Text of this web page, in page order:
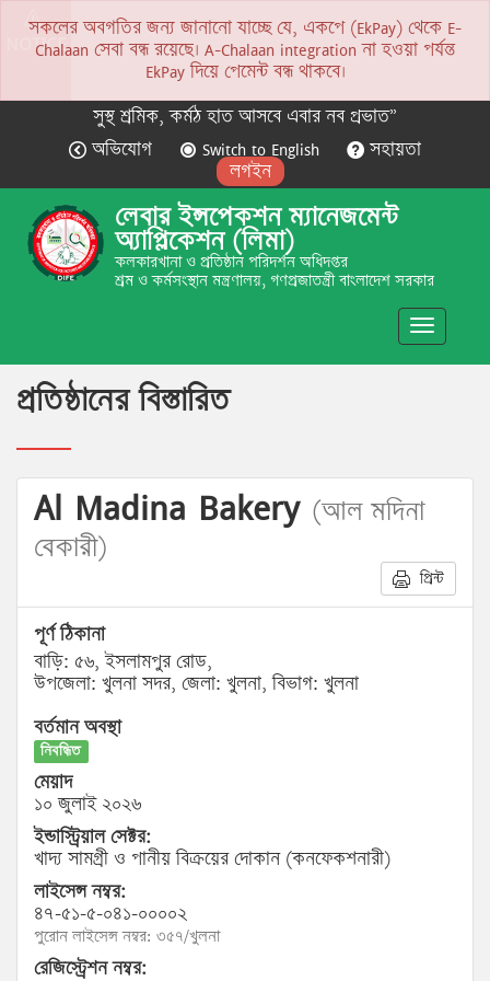
NOTICE
সকলের অবগতির জন্য জানানো যাচ্ছে যে, একপে (EkPay) থেকে E-
Chalaan সেবা বন্ধ রয়েছে। A-Chalaan integration না হওয়া পর্যন্ত
EkPay দিয়ে পেমেন্ট বন্ধ থাকবে।
সুস্থ শ্রমিক, কর্মঠ হাত আসবে এবার নব প্রভাত”
অভিযোগ
Switch to English
সহায়তা
লগইন
লেবার ইন্সপেকশন ম্যানেজমেন্ট
অ্যাপ্লিকেশন (লিমা)
কলকারখানা ও প্রতিষ্ঠান পরিদর্শন অধিদপ্তর
শ্রম ও কর্মসংস্থান মন্ত্রণালয়, গণপ্রজাতন্ত্রী বাংলাদেশ সরকার
Toggle
প্রতিষ্ঠানের বিস্তারিত
Al Madina Bakery (আল মদিনা
বেকারী)
প্রিন্ট
পূর্ণ ঠিকানা
বাড়ি: ৫৬, ইসলামপুর রোড,
উপজেলা: খুলনা সদর, জেলা: খুলনা, বিভাগ: খুলনা
বর্তমান অবস্থা
নিবন্ধিত
মেয়াদ
১০ জুলাই ২০২৬
ইন্ডাস্ট্রিয়াল সেক্টর:
খাদ্য সামগ্রী ও পানীয় বিক্রয়ের দোকান (কনফেকশনারী)
লাইসেন্স নম্বর:
৪৭-৫১-৫-০৪১-০০০০২
পুরোন লাইসেন্স নম্বর: ৩৫৭/খুলনা
রেজিস্ট্রেশন নম্বর: